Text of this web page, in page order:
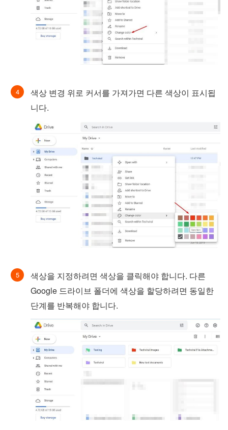
색상 변경 위로 커서를 가져가면 다른 색상이 표시됩
니다.
색상을 지정하려면 색상을 클릭해야 합니다. 다른
Google 드라이브 폴더에 색상을 할당하려면 동일한
단계를 반복해야 합니다.